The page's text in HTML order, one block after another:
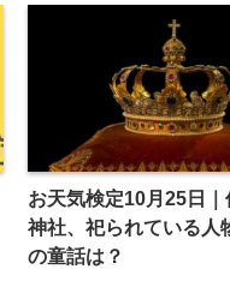
お天気検定10月25日
神社、祀られている人
の童話は？